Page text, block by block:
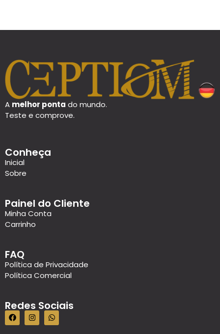
A melhor ponta do mundo.
Teste e comprove.
Conheça
Inicial
Sobre
Painel do Cliente
Minha Conta
Carrinho
FAQ
Política de Privacidade
Política Comercial
Redes Sociais